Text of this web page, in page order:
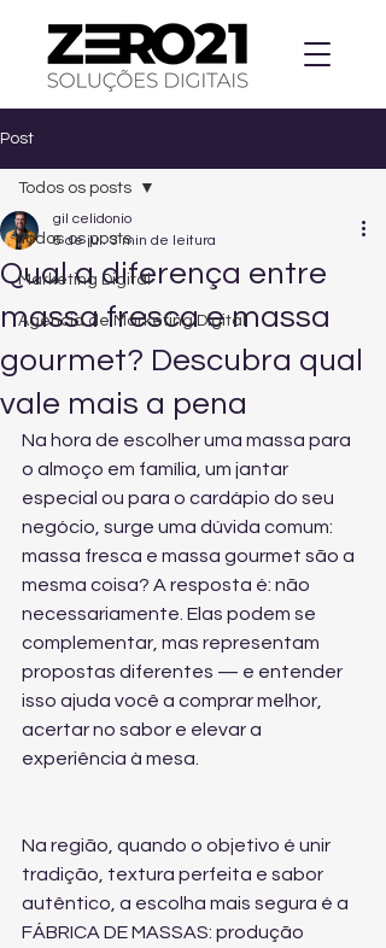
Post
Todos os posts
Marketing Digital
Agencia de Marketing Digital
Todos os posts
Qual a diferença entre
massa fresca e massa
gourmet? Descubra qual
vale mais a pena
gil celidonio
6 de jul. 3 min de leitura
Na hora de escolher uma massa para
o almoço em família, um jantar
especial ou para o cardápio do seu
negócio, surge uma dúvida comum:
massa fresca e massa gourmet são a
mesma coisa? A resposta é: não
necessariamente. Elas podem se
complementar, mas representam
propostas diferentes — e entender
isso ajuda você a comprar melhor,
acertar no sabor e elevar a
experiência à mesa.
Na região, quando o objetivo é unir
tradição, textura perfeita e sabor
autêntico, a escolha mais segura é a
FÁBRICA DE MASSAS: produção